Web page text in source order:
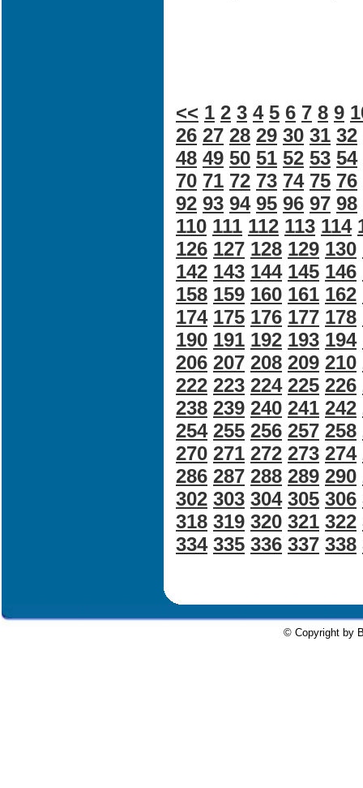
<< 1 2 3 4 5 6 7 8 9
26 27 28 29 30 31 32
48 49 50 51 52 53 54
70 71 72 73 74 75 76
92 93 94 95 96 97 98
110 111 112 113 114
126 127 128 129 130
142 143 144 145 146
158 159 160 161 162
174 175 176 177 178
190 191 192 193 194
206 207 208 209 210
222 223 224 225 226
238 239 240 241 242
254 255 256 257 258
270 271 272 273 274
286 287 288 289 290
302 303 304 305 306
318 319 320 321 322
334 335 336 337 338
© Copyright by